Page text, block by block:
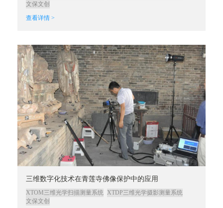
文保文创
查看详情 >
三维数字化技术在青莲寺佛像保护中的应用
XTOM三维光学扫描测量系统 XTDP三维光学摄影测量系统
文保文创